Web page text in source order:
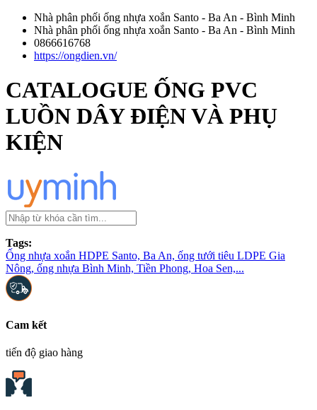
Nhà phân phối ống nhựa xoắn Santo - Ba An - Bình Minh
Nhà phân phối ống nhựa xoắn Santo - Ba An - Bình Minh
0866616768
https://ongdien.vn/
CATALOGUE ỐNG PVC
LUỒN DÂY ĐIỆN VÀ PHỤ
KIỆN
Tags:
Ống nhựa xoắn HDPE Santo, Ba An, ống tưới tiêu LDPE Gia
Nông, ống nhựa Bình Minh, Tiền Phong, Hoa Sen,...
Cam kết
tiến độ giao hàng